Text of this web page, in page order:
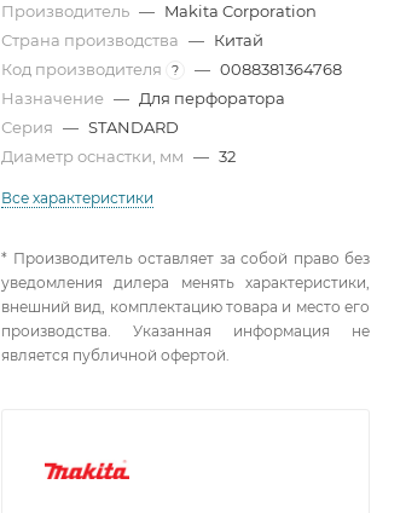
Производитель — Makita Corporation
Страна производства — Китай
Код производителя
? — 0088381364768
Назначение — Для перфоратора
Серия — STANDARD
Диаметр оснастки, мм — 32
Все характеристики
* Производитель оставляет за собой право без
уведомления дилера менять характеристики,
внешний вид, комплектацию товара и место его
производства. Указанная информация не
является публичной офертой.